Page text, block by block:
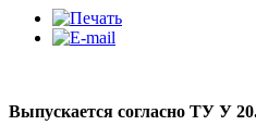
Выпускается согласно ТУ У